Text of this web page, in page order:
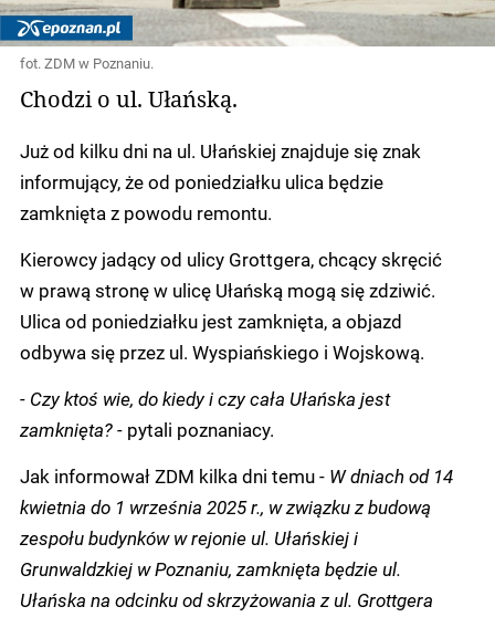
fot. ZDM w Poznaniu.
Chodzi o ul. Ułańską.
Już od kilku dni na ul. Ułańskiej znajduje się znak
informujący, że od poniedziałku ulica będzie
zamknięta z powodu remontu.
Kierowcy jadący od ulicy Grottgera, chcący skręcić
w prawą stronę w ulicę Ułańską mogą się zdziwić.
Ulica od poniedziałku jest zamknięta, a objazd
odbywa się przez ul. Wyspiańskiego i Wojskową.
- Czy ktoś wie, do kiedy i czy cała Ułańska jest
zamknięta? - pytali poznaniacy.
Jak informował ZDM kilka dni temu - W dniach od 14
kwietnia do 1 września 2025 r., w związku z budową
zespołu budynków w rejonie ul. Ułańskiej i
Grunwaldzkiej w Poznaniu, zamknięta będzie ul.
Ułańska na odcinku od skrzyżowania z ul. Grottgera